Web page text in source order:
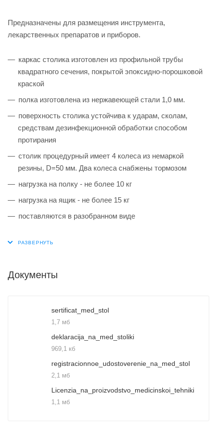
Предназначены для размещения инструмента,
лекарственных препаратов и приборов.
каркас столика изготовлен из профильной трубы
квадратного сечения, покрытой эпоксидно-порошковой
краской
полка изготовлена из нержавеющей стали 1,0 мм.
поверхность столика устойчива к ударам, сколам,
средствам дезинфекционной обработки способом
протирания
столик процедурный имеет 4 колеса из немаркой
резины, D=50 мм. Два колеса снабжены тормозом
нагрузка на полку - не более 10 кг
нагрузка на ящик - не более 15 кг
поставляются в разобранном виде
Документы
sertificat_med_stol
1,7 мб
deklaracija_na_med_stoliki
969,1 кб
registracionnoe_udostoverenie_na_med_stol
2,1 мб
Licenzia_na_proizvodstvo_medicinskoi_tehniki
1,1 мб